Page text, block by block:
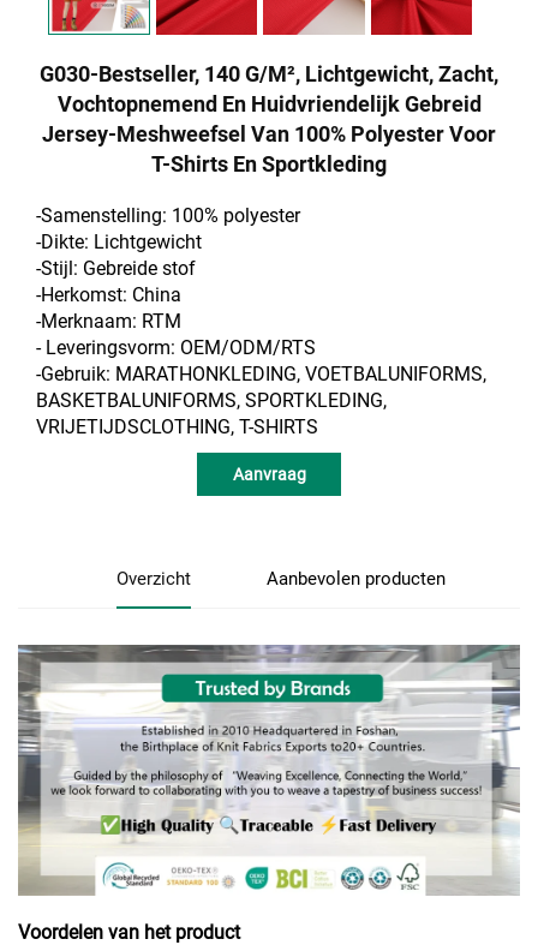
G030-Bestseller, 140 G/m², Lichtgewicht, Zacht,
Vochtopnemend En Huidvriendelijk Gebreid
Jersey-Meshweefsel Van 100% Polyester Voor
T-Shirts En Sportkleding
-Samenstelling: 100% polyester
-Dikte: Lichtgewicht
-Stijl: Gebreide stof
-Herkomst: China
-Merknaam: RTM
- Leveringsvorm: OEM/ODM/RTS
-Gebruik: MARATHONKLEDING, VOETBALUNIFORMS,
BASKETBALUNIFORMS, SPORTKLEDING,
VRIJETIJDSCLOTHING, T-SHIRTS
Aanvraag
Overzicht Aanbevolen producten
Voordelen van het product